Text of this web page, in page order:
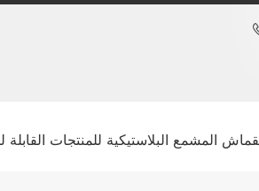
المشمع البلاستيكية للمنتجات القابلة